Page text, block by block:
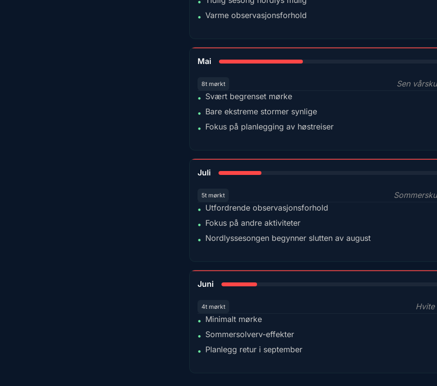
• Varme observasjonsforhold
Mai
8t mørkt
Sen
• Svært begrenset mørke
• Bare ekstreme stormer synlige
• Fokus på planlegging av høstreiser
Juli
5t mørkt
• Utfordrende observasjonsforhold
• Fokus på andre aktiviteter
• Nordlyssesongen begynner slutten av august
Juni
4t mørkt
Hvite
• Minimalt mørke
• Sommersolverv-effekter
• Planlegg retur i september